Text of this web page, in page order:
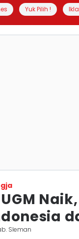
Yuk Pilih !
Sleman